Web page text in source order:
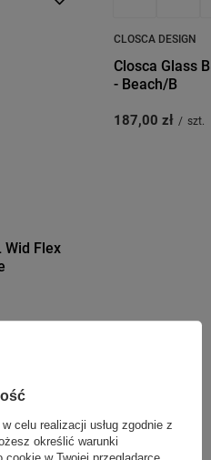
Wid Flex
CLOSCA DESIGN
Closca Glass
- Beach/B
187,00 zł / szt.
tego
celu realizacji usług zgodnie z
określić warunki